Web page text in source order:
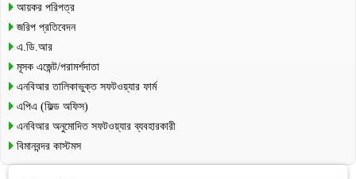
আয়কর পরিপত্র
জরিপ প্রতিবেদন
এ.ডি.আর
মূসক এজেন্ট/পরামর্শদাতা
এনবিআর তালিকাভুক্ত সফটওয়্যার ফার্ম
এপিএ (ফিল্ড অফিস)
এনবিআর অনুমোদিত সফটওয়্যার ব্যবহারকারী
বিমানবন্দর কাস্টমস